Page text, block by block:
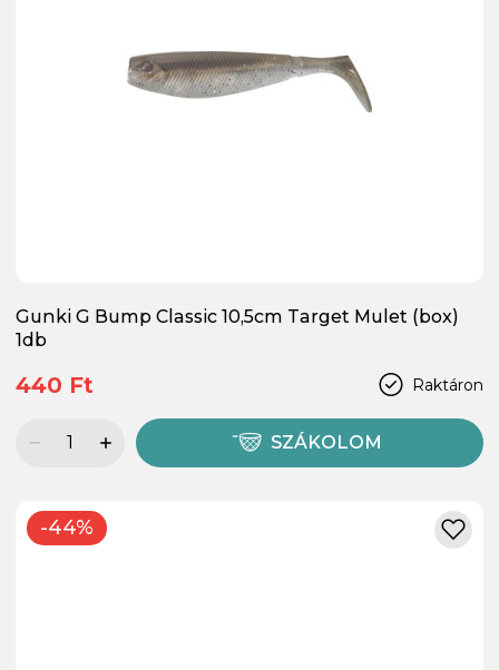
Gunki G Bump Classic 10,5cm Target Mulet (box)
1db
Raktáron
440 Ft
SZÁKOLOM
-44%